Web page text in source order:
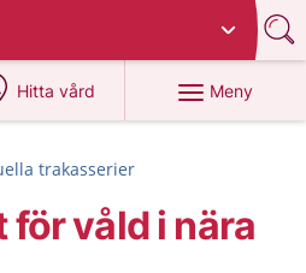
Hitta vård
på 1177.se
Meny
trakasserier
våld i nära